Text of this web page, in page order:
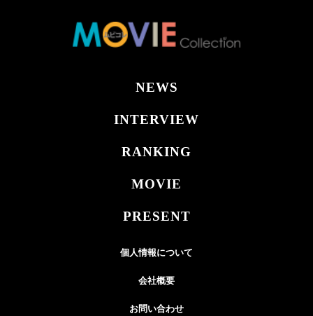
NEWS
INTERVIEW
RANKING
MOVIE
PRESENT
個人情報について
会社概要
お問い合わせ